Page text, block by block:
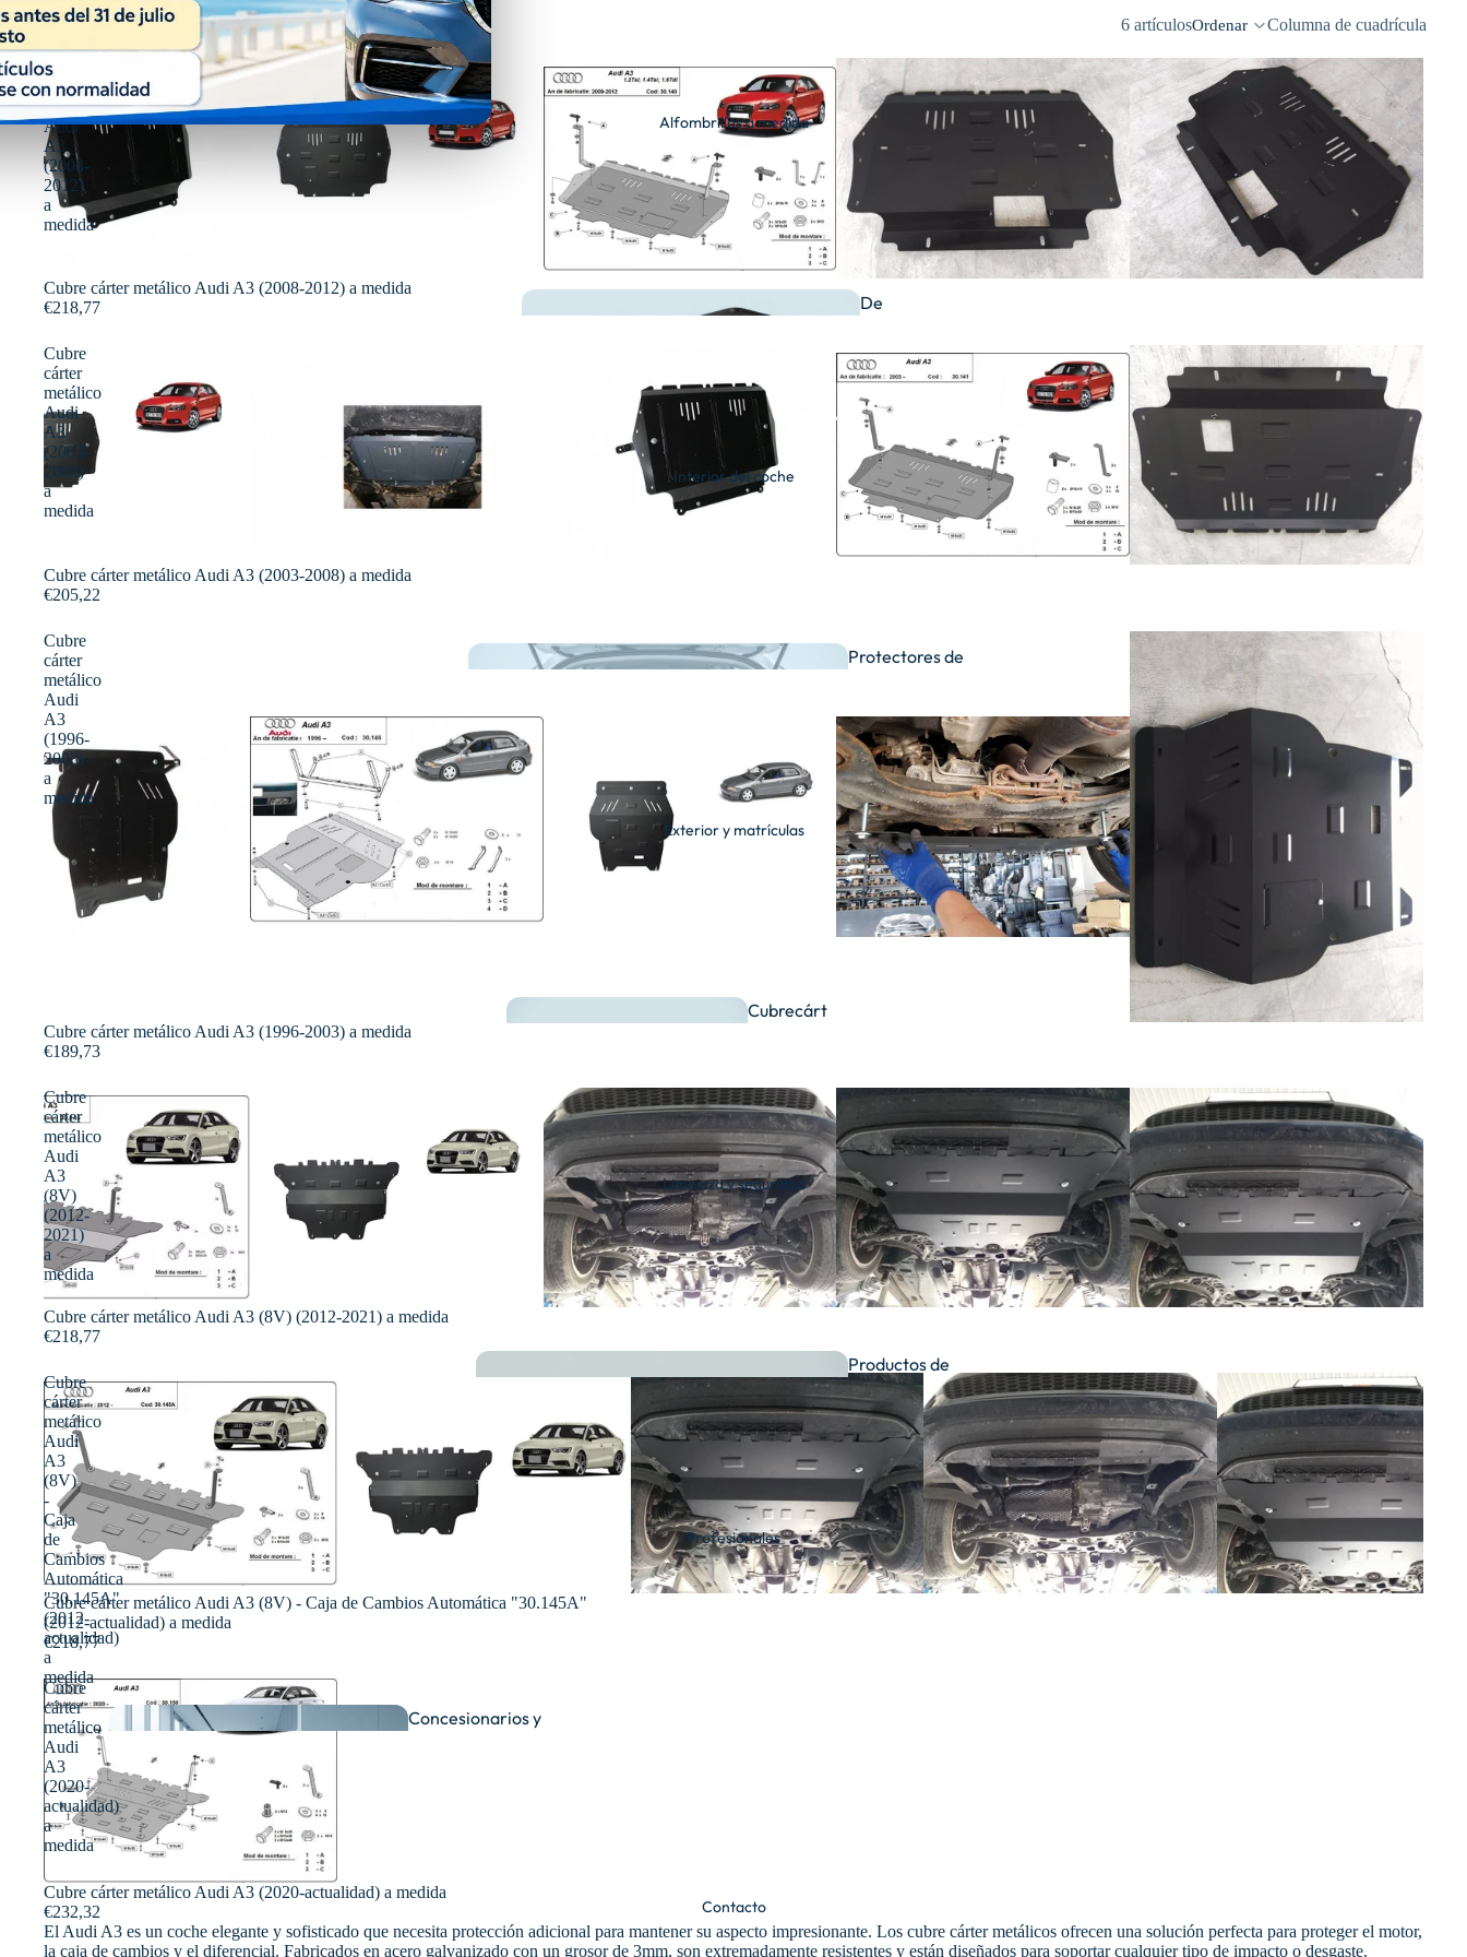
Alfombrillas a medida
De
moqueta
Ver
todas
Interior del coche
Protectores de
Universales y
semimedida
Ambientad
ores
Organización de
llaves
Exterior y matrículas
Cubrecárt
Fundas para
coche y moto
Placas de
matrícula
Tapamatrículas
personalizados
Distintivos
Limpieza y seguridad
Productos de
limpieza
Profesionales
Concesionarios y
Taller
Contacto
6 artículosOrdenar Columna de cuadrícula
Cubre
cárter
metálico
Audi
A3
(2008-
2012)
a
medida
Cubre cárter metálico Audi A3 (2008-2012) a medida
€218,77
Cubre
cárter
metálico
Audi
A3
(2003-
2008)
a
medida
Cubre cárter metálico Audi A3 (2003-2008) a medida
€205,22
Cubre
cárter
metálico
Audi
A3
(1996-
2003)
a
medida
Cubre cárter metálico Audi A3 (1996-2003) a medida
€189,73
Cubre
cárter
metálico
Audi
A3
(8V)
(2012-
2021)
a
medida
Cubre cárter metálico Audi A3 (8V) (2012-2021) a medida
€218,77
Cubre
cárter
metálico
Audi
A3
(8V)
-
Caja
de
Cambios
Automática
"30.145A"
(2012-
actualidad)
a
medida
Cubre cárter metálico Audi A3 (8V) - Caja de Cambios Automática "30.145A"
(2012-actualidad) a medida
€218,77
Cubre
cárter
metálico
Audi
A3
(2020-
actualidad)
a
medida
Cubre cárter metálico Audi A3 (2020-actualidad) a medida
€232,32
El Audi A3 es un coche elegante y sofisticado que necesita protección adicional para mantener su aspecto impresionante. Los cubre cárter metálicos ofrecen una solución perfecta para proteger el motor,
la caja de cambios y el diferencial. Fabricados en acero galvanizado con un grosor de 3mm, son extremadamente resistentes y están diseñados para soportar cualquier tipo de impacto o desgaste.